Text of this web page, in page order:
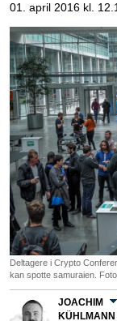
01. april 2016 kl.
Deltagere i Crypto
kan spotte samuraien.
JOACHIM
KÜHLMANN